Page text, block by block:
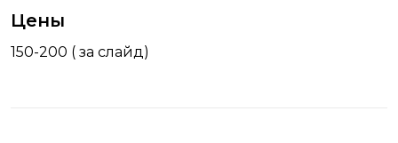
Цены
150-200 ( за слайд)